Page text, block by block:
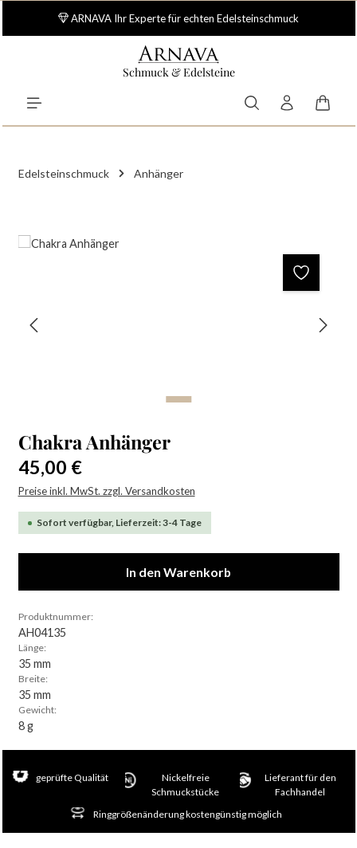
Zum Hauptinhalt springen
ARNAVA Ihr Experte für echten Edelsteinschmuck
Schmuck & Edelsteine
Edelsteinschmuck Anhänger
Bildergalerie überspringen
Chakra Anhänger
Regulärer Preis:
45,00 €
Preise inkl. MwSt. zzgl. Versandkosten
Sofort verfügbar, Lieferzeit: 3-4 Tage
In den Warenkorb
Produktnummer:
AH04135
Länge:
35 mm
Breite:
35 mm
Gewicht:
8 g
geprüfte Qualität
Nickelfreie
Schmuckstücke
Lieferant für den
Fachhandel
Ringgrößenänderung kostengünstig möglich